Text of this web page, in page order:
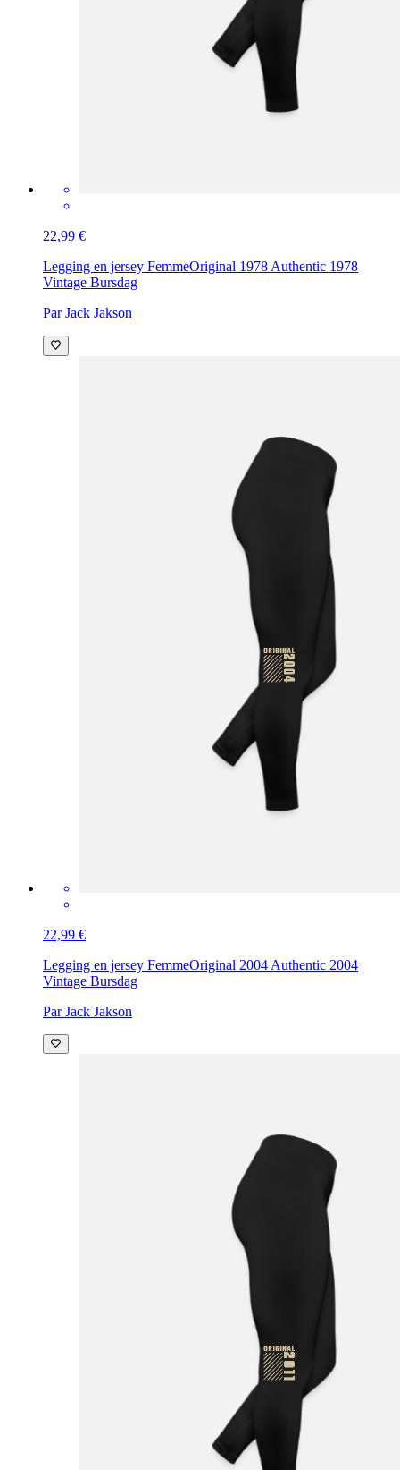
22,99 €
Legging en jersey FemmeOriginal 1978 Authentic 1978
Vintage Bursdag
Par Jack Jakson
22,99 €
Legging en jersey FemmeOriginal 2004 Authentic 2004
Vintage Bursdag
Par Jack Jakson